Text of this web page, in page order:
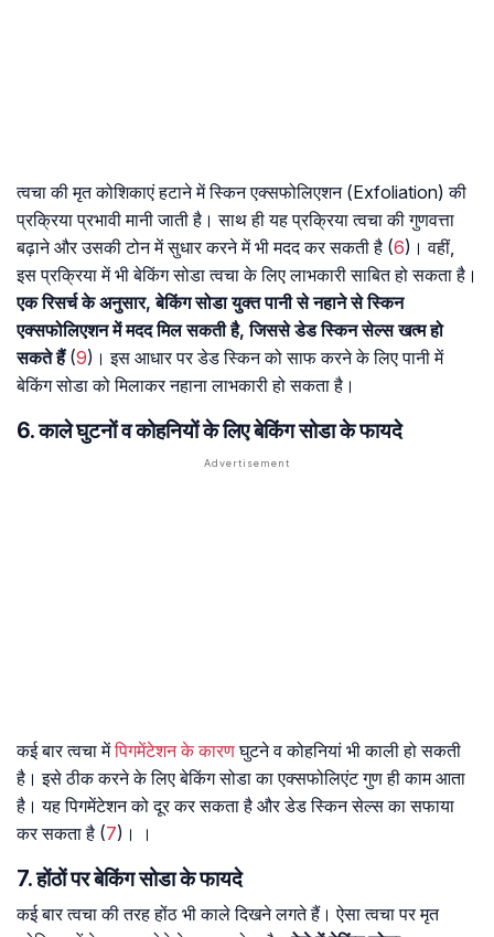
त्वचा की मृत कोशिकाएं हटाने में स्किन एक्सफोलिएशन (Exfoliation) की
प्रक्रिया प्रभावी मानी जाती है। साथ ही यह प्रक्रिया त्वचा की गुणवत्ता
बढ़ाने और उसकी टोन में सुधार करने में भी मदद कर सकती है (6)। वहीं,
इस प्रक्रिया में भी बेकिंग सोडा त्वचा के लिए लाभकारी साबित हो सकता है।
एक रिसर्च के अनुसार, बेकिंग सोडा युक्त पानी से नहाने से स्किन
एक्सफोलिएशन में मदद मिल सकती है, जिससे डेड स्किन सेल्स खत्म हो
सकते हैं(9)। इस आधार पर डेड स्किन को साफ करने के लिए पानी में
बेकिंग सोडा को मिलाकर नहाना लाभकारी हो सकता है।
6. काले घुटनों व कोहनियों के लिए बेकिंग सोडा के फायदे
कई बार त्वचा मेंपिगमेंटेशन के कारणघुटने व कोहनियां भी काली हो सकती
है। इसे ठीक करने के लिए बेकिंग सोडा का एक्सफोलिएंट गुण ही काम आता
है। यह पिगमेंटेशन को दूर कर सकता है और डेड स्किन सेल्स का सफाया
कर सकता है (7)। ।
7. होंठों पर बेकिंग सोडा के फायदे
कई बार त्वचा की तरह होंठ भी काले दिखने लगते हैं। ऐसा त्वचा पर मृत